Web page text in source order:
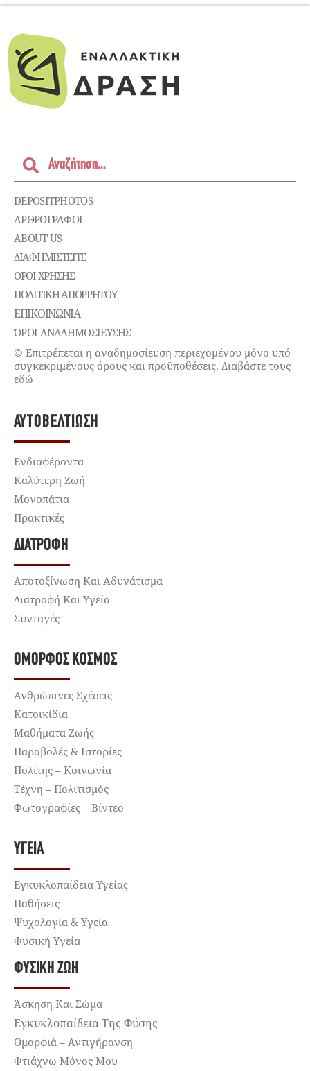
DEPOSITPHOTOS
ΑΡΘΡΟΓΡΑΦΟΙ
ABOUT US
ΔΙΑΦΗΜΙΣΤΕΊΤΕ
ΌΡΟΙ ΧΡΉΣΗΣ
ΠΟΛΙΤΙΚΉ ΑΠΟΡΡΉΤΟΥ
ΕΠΙΚΟΙΝΩΝΊΑ
ΌΡΟΙ ΑΝΑΔΗΜΟΣΙΕΥΣΗΣ
© Επιτρέπεται η αναδημοσίευση περιεχομένου μόνο υπό
συγκεκριμένους όρους και προϋποθέσεις. Διαβάστε τους
εδώ
ΑΥΤΟΒΕΛΤΊΩΣΗ
Ενδιαφέροντα
Καλύτερη Ζωή
Μονοπάτια
Πρακτικές
ΔΙΑΤΡΟΦΉ
Αποτοξίνωση Και Αδυνάτισμα
Διατροφή Και Υγεία
Συνταγές
ΌΜΟΡΦΟΣ ΚΌΣΜΟΣ
Ανθρώπινες Σχέσεις
Κατοικίδια
Μαθήματα Ζωής
Παραβολές & Ιστορίες
Πολίτης – Κοινωνία
Τέχνη – Πολιτισμός
Φωτογραφίες – Βίντεο
ΥΓΕΊΑ
Εγκυκλοπαίδεια Υγείας
Παθήσεις
Ψυχολογία & Υγεία
Φυσική Υγεία
ΦΥΣΙΚΉ ΖΩΉ
Άσκηση Και Σώμα
Εγκυκλοπαίδεια Της Φύσης
Ομορφιά – Αντιγήρανση
Φτιάχνω Μόνος Μου